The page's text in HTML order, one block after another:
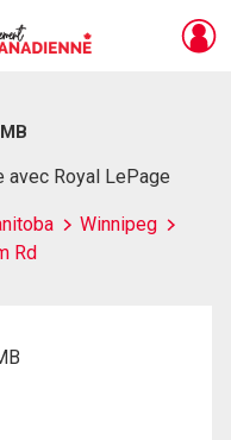
avec Royal LePage
Winnipeg
Rd